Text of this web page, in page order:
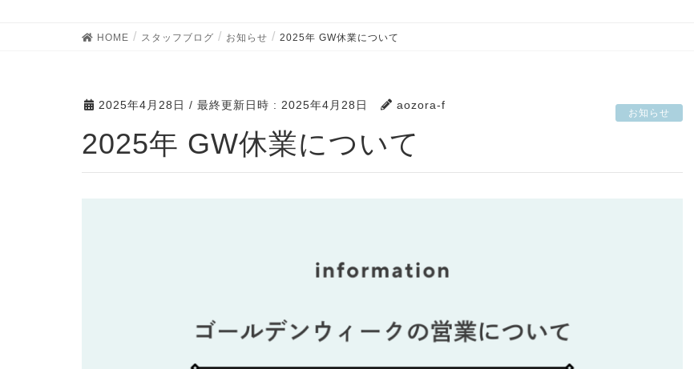
HOME スタッフブログ お知らせ 2025年 GW休業について
2025年4月28日 / 最終更新日時 : 2025年4月28日 aozora-f
お知らせ
2025年 GW休業について